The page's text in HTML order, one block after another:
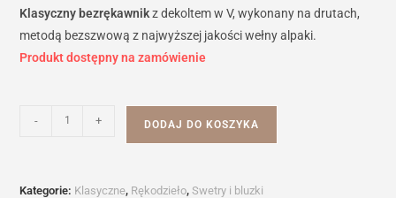
Klasyczny bezrękawnikz dekoltem w V, wykonany na drutach,
metodą bezszwową z najwyższej jakości wełny alpaki.
Produkt dostępny na zamówienie
- + DODAJ DO KOSZYKA
Kategorie: Klasyczne, Rękodzieło,Swetry i bluzki